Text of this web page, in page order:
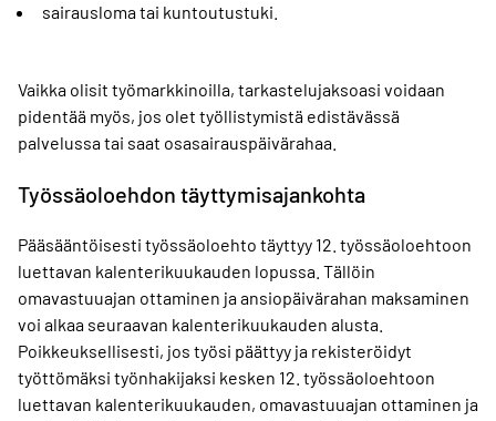
sairausloma tai kuntoutustuki.
Vaikka olisit työmarkkinoilla, tarkastelujaksoasi voidaan
pidentää myös, jos olet työllistymistä edistävässä
palvelussa tai saat osasairauspäivärahaa.
Työssäoloehdon täyttymisajankohta
Pääsääntöisesti työssäoloehto täyttyy 12. työssäoloehtoon
luettavan kalenterikuukauden lopussa. Tällöin
omavastuuajan ottaminen ja ansiopäivärahan maksaminen
voi alkaa seuraavan kalenterikuukauden alusta.
Poikkeuksellisesti, jos työsi päättyy ja rekisteröidyt
työttömäksi työnhakijaksi kesken 12. työssäoloehtoon
luettavan kalenterikuukauden, omavastuuajan ottaminen ja